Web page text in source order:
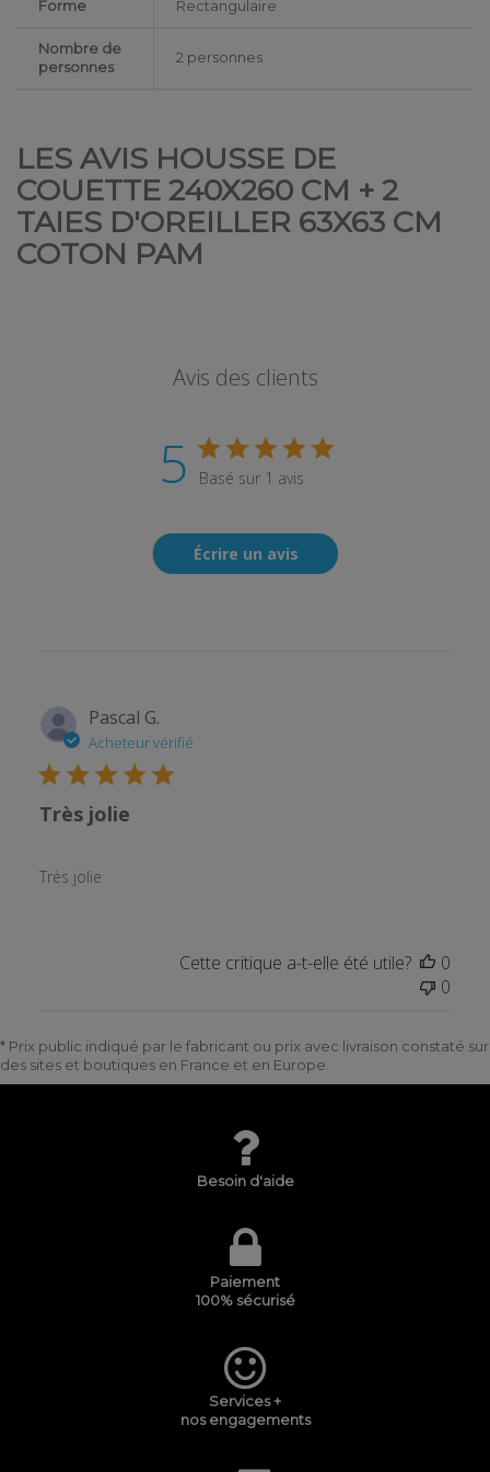
Forme Rectangulaire
Nombre de
personnes
2 personnes
LES AVIS HOUSSE DE
COUETTE 240X260 CM + 2
TAIES D'OREILLER 63X63 CM
COTON PAM
Avis des clients
5 Basé sur 1 avis
Écrire un avis
Pascal G.
Acheteur vérifié
Très jolie
Très jolie
Cette critique a-t-elle été utile?
0
0
* Prix public indiqué par le fabricant ou prix avec livraison constaté sur
des sites et boutiques en France et en Europe.
Besoin d'aide
Paiement
100% sécurisé
Services +
nos engagements